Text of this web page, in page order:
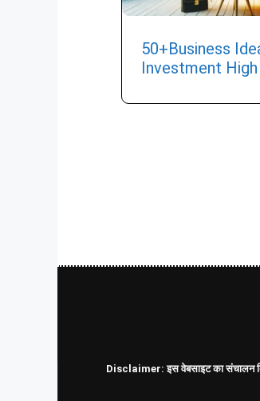
50+Business
Investment
Disclaimer: इस वेबसाइट का संचालन